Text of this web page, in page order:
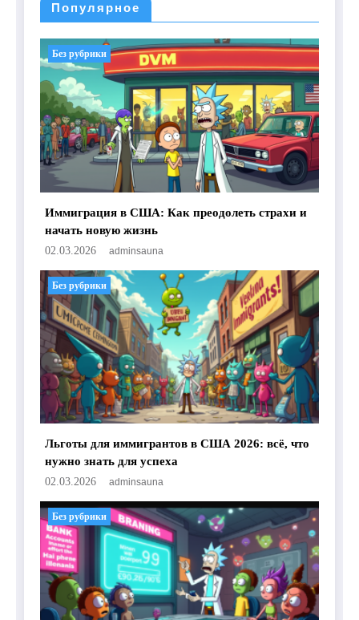
Популярное
Без рубрики
Иммиграция в США: Как преодолеть страхи и
начать новую жизнь
02.03.2026 adminsauna
Без рубрики
Льготы для иммигрантов в США 2026: всё, что
нужно знать для успеха
02.03.2026 adminsauna
Без рубрики